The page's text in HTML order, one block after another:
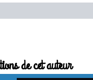
de cet auteur